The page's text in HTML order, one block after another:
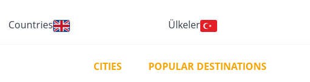
Ülkeler
Countries
POPULAR DESTINATIONS
CITIES